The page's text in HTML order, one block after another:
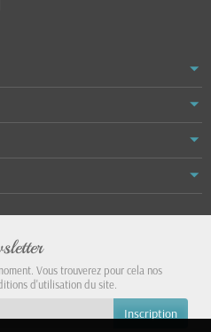
Vous trouverez pour cela nos
d'utilisation du site.